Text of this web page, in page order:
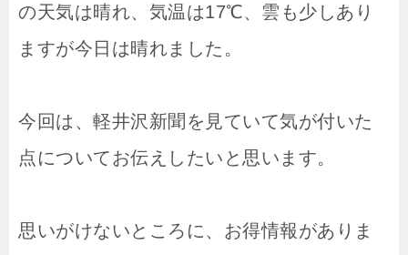
の天気は晴れ、気温は17℃、雲も少しあり
ますが今日は晴れました。
今回は、軽井沢新聞を見ていて気が付いた
点についてお伝えしたいと思います。
思いがけないところに、お得情報がありま